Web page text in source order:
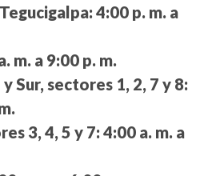
4:00 p. m. a
m. a 9:00 p. m.
Sur, sectores 1, 2, 7 y 8:
3, 4, 5 y 7: 4:00 a. m. a